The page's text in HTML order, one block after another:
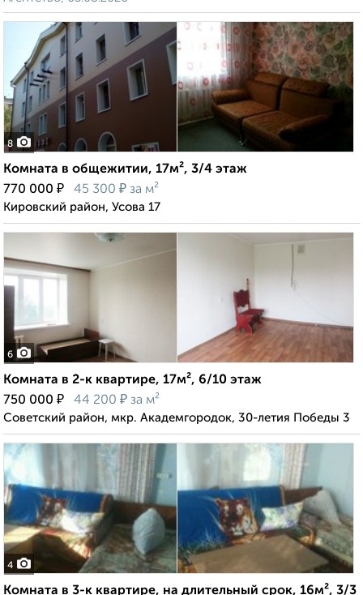
8
Комната в общежитии, 17м², 3/4 этаж
770 000 ₽ 45 300 ₽ за м²
Кировский район, Усова 17
6
Комната в 2-к квартире, 17м², 6/10 этаж
750 000 ₽ 44 200 ₽ за м²
Советский район, мкр. Академгородок, 30-летия Победы 3
4
Комната в 3-к квартире, на длительный срок, 16м², 3/3